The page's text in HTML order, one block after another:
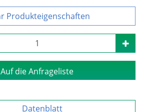
Produkteigenschaften
Auf die Anfrageliste
Datenblatt